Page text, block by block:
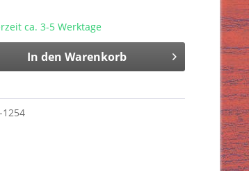
ca. 3-5 Werktage
In den Warenkorb
1254